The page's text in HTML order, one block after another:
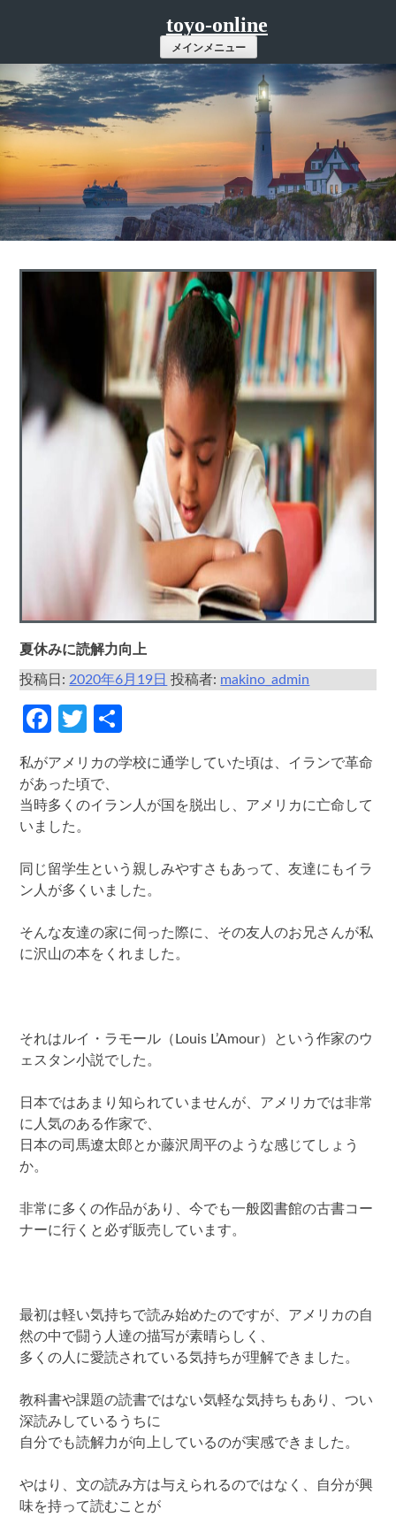
ツ
へ
ス
キ
ッ
プ
toyo-online
メインメニュー
夏休みに読解力向上
投稿日:2020年6月19日 投稿者: makino_admin
Facebook
Twitter
私がアメリカの学校に通学していた頃は、イランで革命
があった頃で、
当時多くのイラン人が国を脱出し、アメリカに亡命して
いました。
同じ留学生という親しみやすさもあって、友達にもイラ
ン人が多くいました。
そんな友達の家に伺った際に、その友人のお兄さんが私
に沢山の本をくれました。
それはルイ・ラモール（Louis L’Amour）という作家のウ
ェスタン小説でした。
日本ではあまり知られていませんが、アメリカでは非常
に人気のある作家で、
日本の司馬遼太郎とか藤沢周平のような感じてしょう
か。
非常に多くの作品があり、今でも一般図書館の古書コー
ナーに行くと必ず販売しています。
最初は軽い気持ちで読み始めたのですが、アメリカの自
然の中で闘う人達の描写が素晴らしく、
多くの人に愛読されている気持ちが理解できました。
教科書や課題の読書ではない気軽な気持ちもあり、つい
深読みしているうちに
自分でも読解力が向上しているのが実感できました。
やはり、文の読み方は与えられるのではなく、自分が興
味を持って読むことが